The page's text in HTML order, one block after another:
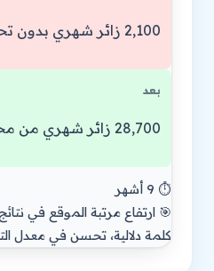
2,100 زائر شهري بدون تحسينات
بعد
28,700 زائر شهري من محركات البحث
⏱️ 9 أشهر
كلمة دلالية، تحسن في معدل